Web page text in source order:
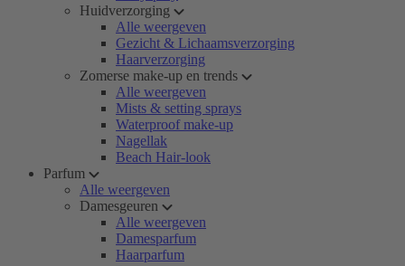
Huidverzorging
Alle weergeven
Gezicht & Lichaamsverzorging
Haarverzorging
Zomerse make-up en trends
Alle weergeven
Mists & setting sprays
Waterproof make-up
Nagellak
Beach Hair-look
Parfum
Alle weergeven
Damesgeuren
Alle weergeven
Damesparfum
Haarparfum